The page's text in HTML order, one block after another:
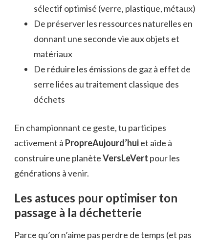
sélectif optimisé (verre, plastique, métaux)
De préserver les ressources naturelles en
donnant une seconde vie aux objets et
matériaux
De réduire les émissions de gaz à effet de
serre liées au traitement classique des
déchets
En championnant ce geste, tu participes
activement à PropreAujourd’huiet aide à
construire une planèteVersLeVert pour les
générations à venir.
Les astuces pour optimiser ton
passage à la déchetterie
Parce qu’on n’aime pas perdre de temps (et pas